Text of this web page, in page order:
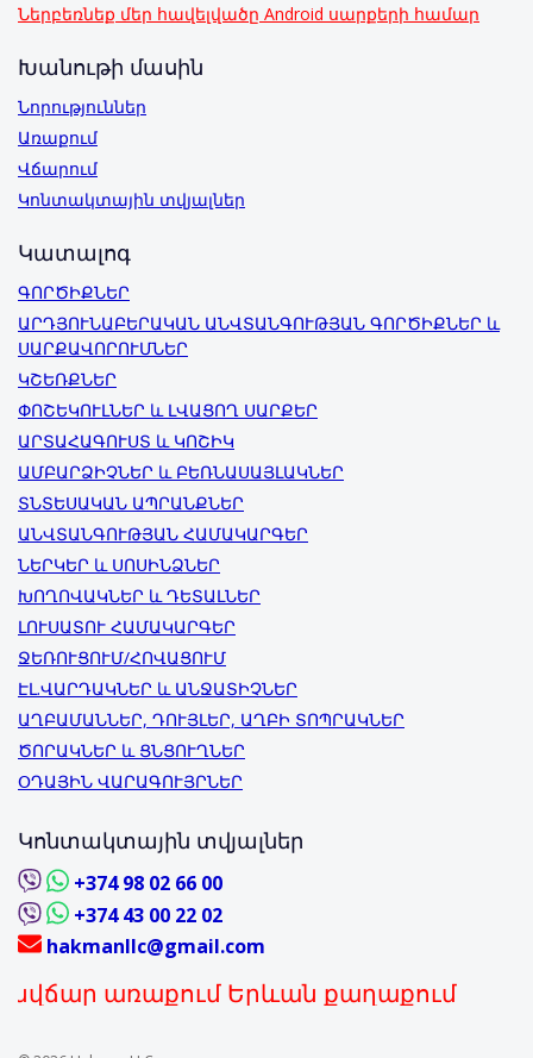
Ներբեռնեք մեր հավելվածը Android սարքերի համար
Խանութի մասին
Նորություններ
Առաքում
Վճարում
Կոնտակտային տվյալներ
Կատալոգ
ԳՈՐԾԻՔՆԵՐ
ԱՐԴՅՈՒՆԱԲԵՐԱԿԱՆ ԱՆՎՏԱՆԳՈՒԹՅԱՆ ԳՈՐԾԻՔՆԵՐ և
ՍԱՐՔԱՎՈՐՈՒՄՆԵՐ
ԿՇԵՌՔՆԵՐ
ՓՈՇԵԿՈՒԼՆԵՐ և ԼՎԱՑՈՂ ՍԱՐՔԵՐ
ԱՐՏԱՀԱԳՈՒՍՏ և ԿՈՇԻԿ
ԱՄԲԱՐՁԻՉՆԵՐ և ԲԵՌՆԱՍԱՅԼԱԿՆԵՐ
ՏՆՏԵՍԱԿԱՆ ԱՊՐԱՆՔՆԵՐ
ԱՆՎՏԱՆԳՈՒԹՅԱՆ ՀԱՄԱԿԱՐԳԵՐ
ՆԵՐԿԵՐ և ՍՈՍԻՆՁՆԵՐ
ԽՈՂՈՎԱԿՆԵՐ և ԴԵՏԱԼՆԵՐ
ԼՈՒՍԱՏՈՒ ՀԱՄԱԿԱՐԳԵՐ
ՋԵՌՈՒՑՈՒՄ/ՀՈՎԱՑՈՒՄ
ԷԼ.ՎԱՐԴԱԿՆԵՐ և ԱՆՋԱՏԻՉՆԵՐ
ԱՂԲԱՄԱՆՆԵՐ, ԴՈՒՅԼԵՐ, ԱՂԲԻ ՏՈՊՐԱԿՆԵՐ
ԾՈՐԱԿՆԵՐ և ՑՆՑՈՒՂՆԵՐ
ՕԴԱՅԻՆ ՎԱՐԱԳՈՒՅՐՆԵՐ
Կոնտակտային տվյալներ
+374 98 02 66 00
+374 43 00 22 02
hakmanllc@gmail.com
առաքում Երևան քաղաքում